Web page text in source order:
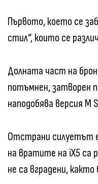
Първото, което се
стил“, които се
Долната част на
потъмнен, затворен
наподобява версия M
Отстрани силуетът
на вратите на iX5 са
не са вградени, както